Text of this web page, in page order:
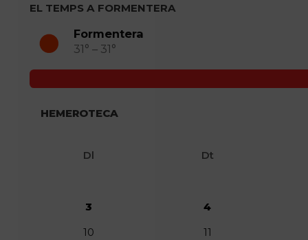
EL TEMPS A FORMENTERA
Formentera
31° – 31°
HEMEROTECA
Dl Dt
3
4
10
11